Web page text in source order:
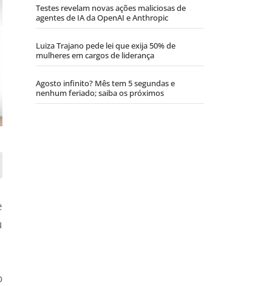
Testes revelam novas ações maliciosas de
agentes de IA da OpenAI e Anthropic
Luiza Trajano pede lei que exija 50% de
mulheres em cargos de liderança
Agosto infinito? Mês tem 5 segundas e
nenhum feriado; saiba os próximos